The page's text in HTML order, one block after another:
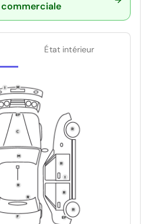
État intérieur